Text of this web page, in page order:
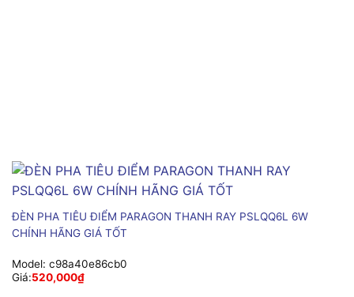
ĐÈN PHA TIÊU ĐIỂM PARAGON THANH RAY PSLQQ6L 6W
CHÍNH HÃNG GIÁ TỐT
Model: c98a40e86cb0
Giá:520,000₫